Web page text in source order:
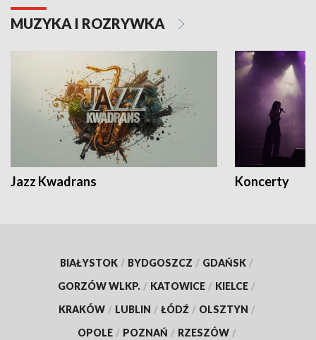
MUZYKA I ROZRYWKA
Jazz Kwadrans Koncerty
BIAŁYSTOK / BYDGOSZCZ / GDAŃSK /
GORZÓW WLKP. / KATOWICE / KIELCE /
KRAKÓW / LUBLIN / ŁÓDŹ / OLSZTYN /
OPOLE / POZNAŃ / RZESZÓW /